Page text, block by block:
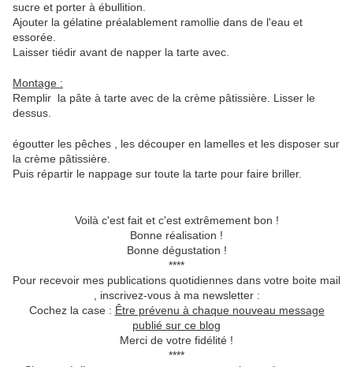
sucre et porter à ébullition.
Ajouter la gélatine préalablement ramollie dans de l'eau et
essorée.
Laisser tiédir avant de napper la tarte avec.
Montage :
Remplir la pâte à tarte avec de la crème pâtissière. Lisser le
dessus.
égoutter les pêches , les découper en lamelles et les disposer sur
la crème pâtissière.
Puis répartir le nappage sur toute la tarte pour faire briller.
Voilà c'est fait et c'est extrêmement bon !
Bonne réalisation !
Bonne dégustation !
****
Pour recevoir mes publications quotidiennes dans votre boite mail
, inscrivez-vous à ma newsletter :
Cochez la case : Être prévenu à chaque nouveau message
publié sur ce blog
Merci de votre fidélité !
****